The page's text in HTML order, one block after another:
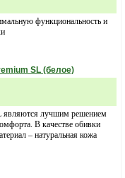
функциональность и
SL (белое)
являются лучшим решением
В качестве обивки
– натуральная кожа